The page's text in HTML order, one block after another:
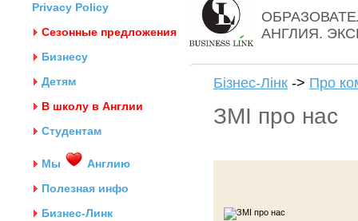
Privacy Policy
Сезонные предложения
Бизнесу
Детям
В школу в Англии
Студентам
Мы
Англию
Полезная инфо
Бизнес-Линк
АНГЛИЯ.
Бізнес-Лінк -> Про
ЗМІ про нас